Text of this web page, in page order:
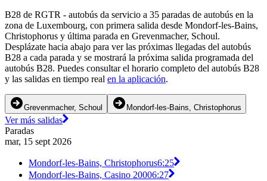
B28 de RGTR - autobús da servicio a 35 paradas de autobús en la
zona de Luxembourg, con primera salida desde Mondorf-les-Bains,
Christophorus y última parada en Grevenmacher, Schoul.
Desplázate hacia abajo para ver las próximas llegadas del autobús
B28 a cada parada y se mostrará la próxima salida programada del
autobús B28. Puedes consultar el horario completo del autobús B28
y las salidas en tiempo real en la aplicación.
Grevenmacher, Schoul Mondorf-les-Bains, Christophorus
Ver más salidas
Paradas
mar, 15 sept 2026
Mondorf-les-Bains, Christophorus6:25
Mondorf-les-Bains, Casino 20006:27